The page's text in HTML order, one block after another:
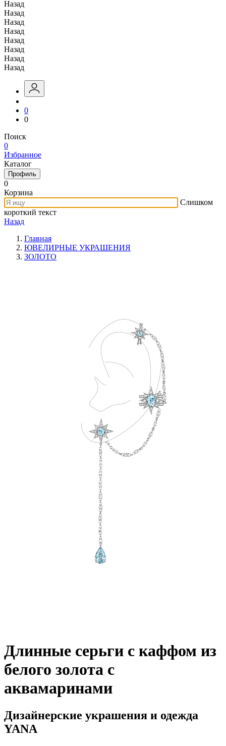
Назад
Назад
Назад
Назад
Назад
Назад
Назад
Назад
0
0
Поиск
0
Избранное
Каталог
Профиль
0
Корзина
Слишком
короткий текст
Назад
Главная
ЮВЕЛИРНЫЕ УКРАШЕНИЯ
ЗОЛОТО
Длинные серьги с каффом из
белого золота с
аквамаринами
Дизайнерские украшения и одежда
YANA